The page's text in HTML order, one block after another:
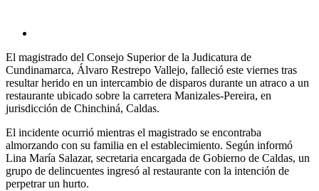
El magistrado del Consejo Superior de la Judicatura de
Cundinamarca, Álvaro Restrepo Vallejo, falleció este viernes tras
resultar herido en un intercambio de disparos durante un atraco a un
restaurante ubicado sobre la carretera Manizales-Pereira, en
jurisdicción de Chinchiná, Caldas.
El incidente ocurrió mientras el magistrado se encontraba
almorzando con su familia en el establecimiento. Según informó
Lina María Salazar, secretaria encargada de Gobierno de Caldas, un
grupo de delincuentes ingresó al restaurante con la intención de
perpetrar un hurto.